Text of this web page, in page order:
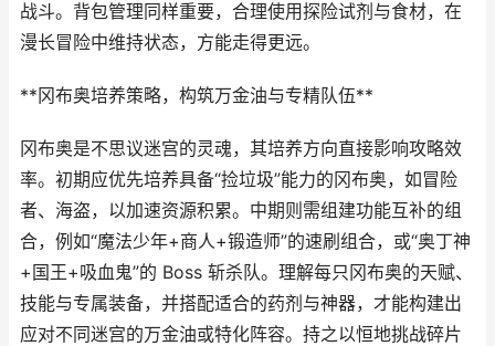
战斗。背包管理同样重要，合理使用探险试剂与食材，在
漫长冒险中维持状态，方能走得更远。
**冈布奥培养策略，构筑万金油与专精队伍**
冈布奥是不思议迷宫的灵魂，其培养方向直接影响攻略效
率。初期应优先培养具备“捡垃圾”能力的冈布奥，如冒险
者、海盗，以加速资源积累。中期则需组建功能互补的组
合，例如“魔法少年+商人+锻造师”的速刷组合，或“奥丁神
+国王+吸血鬼”的 Boss 斩杀队。理解每只冈布奥的天赋、
技能与专属装备，并搭配适合的药剂与神器，才能构建出
应对不同迷宫的万金油或特化阵容。持之以恒地挑战碎片